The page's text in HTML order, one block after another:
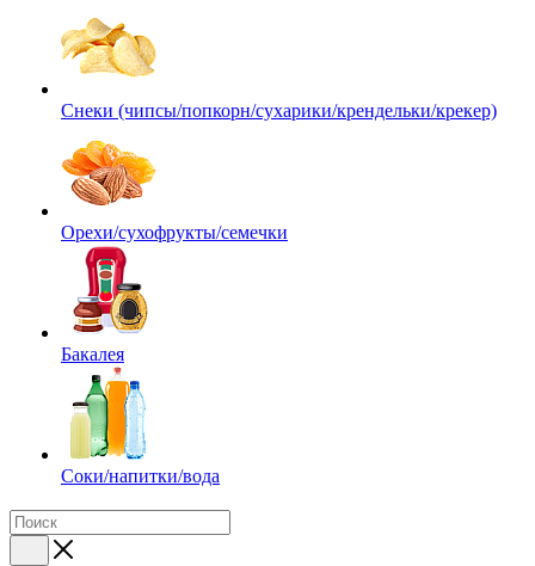
Снеки (чипсы/попкорн/сухарики/крендельки/крекер)
Орехи/сухофрукты/семечки
Бакалея
Соки/напитки/вода